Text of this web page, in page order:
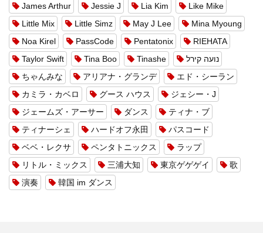
James Arthur
Jessie J Lia Kim
Like Mike
Little Mix
Little Simz May J Lee
Mina Myoung
Noa Kirel
PassCode Pentatonix
RIEHATA
Taylor Swift
Tina Boo Tinashe
נועה קירל
ちゃんみな
アリアナ・グランデ
エド・シーラン
カミラ・カベロ
グース ハウス
ジェシー・J
ジェームズ・アーサー
ダンス
ティナ・ブ
ティナーシェ
ハードオフ永田
パスコード
ベベ・レクサ
ペンタトニックス
ラップ
リトル・ミックス
三浦大知 東京ゲゲゲイ
歌
演奏
韓国 im ダンス